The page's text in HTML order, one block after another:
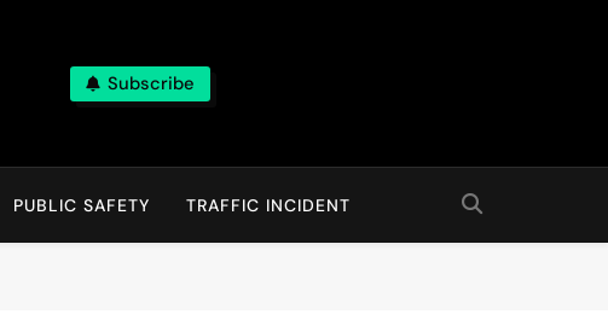
Subscribe
PUBLIC SAFETY TRAFFIC INCIDENT